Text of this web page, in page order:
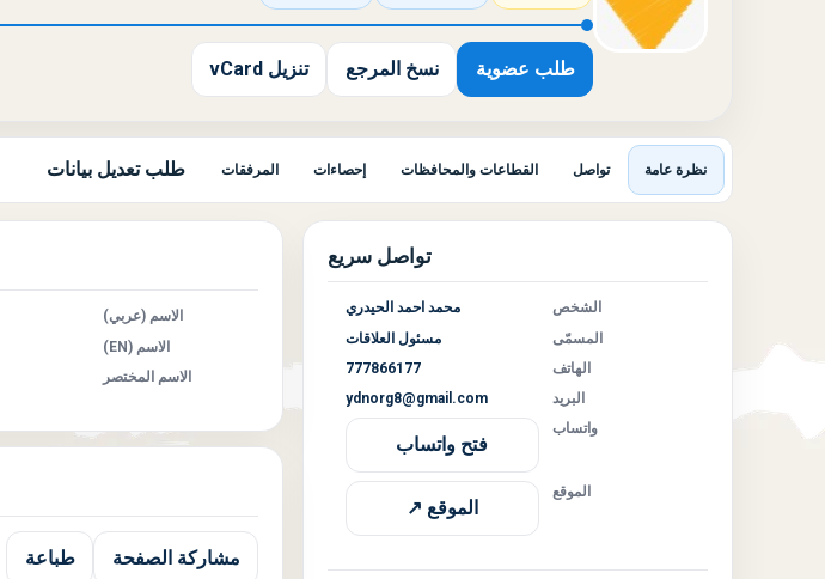
طلب عضوية نسخ المرجع تنزيل vCard
نظرة عامة تواصل القطاعات والمحافظات إحصاءات المرفقات طلب تعديل بيانات
تواصل سريع
الشخص
محمد احمد الحيدري
المسمّى
مسئول العلاقات
الهاتف
777866177
البريد
ydnorg8@gmail.com
واتساب
فتح واتساب
الموقع
الموقع ↗
الاسم (عربي)
الاسم (EN)
الاسم المختصر
مشاركة الصفحة طباعة